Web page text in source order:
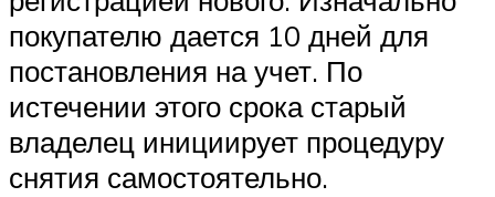
покупателю дается 10 дней для
постановления на учет. По
истечении этого срока старый
владелец инициирует процедуру
снятия самостоятельно.